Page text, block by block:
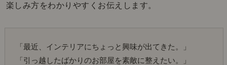
楽しみ方をわかりやすくお伝えします。
「最近、インテリアにちょっと興味が出てきた。」
「引っ越したばかりのお部屋を素敵に整えたい。」